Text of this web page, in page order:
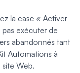
la case « Activer
exécuter de
abandonnés tant
Automations à
Web.